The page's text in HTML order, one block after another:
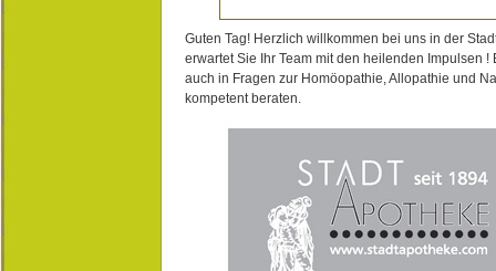
Guten Tag! Herzlich willkommen bei uns in der
erwartet Sie Ihr Team mit den heilenden Impulsen !
auch in Fragen zur Homöopathie, Allopathie und
kompetent beraten.